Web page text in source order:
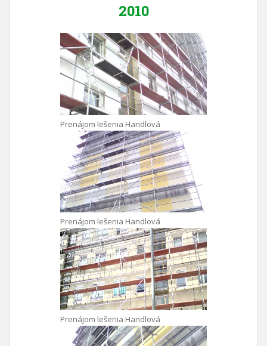
2010
Prenájom lešenia Handlová
Prenájom lešenia Handlová
Prenájom lešenia Handlová